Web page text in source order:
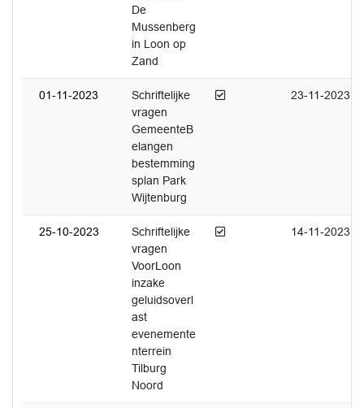
De
Mussenberg
in Loon op
Zand
01-11-2023
Schriftelijke
vragen
GemeenteB
elangen
bestemming
splan Park
Wijtenburg
Afgedaan 23-11-2023
25-10-2023
Schriftelijke
vragen
VoorLoon
inzake
geluidsoverl
ast
evenemente
nterrein
Tilburg
Noord
Afgedaan 14-11-2023